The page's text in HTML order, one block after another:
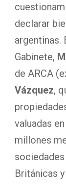
declarar
argentinas.
Gabinete,
de ARCA
Vázquez,
valuadas
millones
Británicas